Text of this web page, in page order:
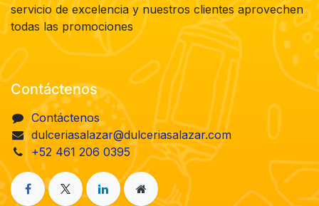
servicio de excelencia y nuestros clientes aprovechen
todas las promociones
Contáctenos
Contáctenos
dulceriasalazar@dulceriasalazar.com
+52 461 206 0395